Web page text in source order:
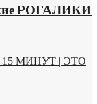
РОГАЛИКИ
МИНУТ | ЭТО